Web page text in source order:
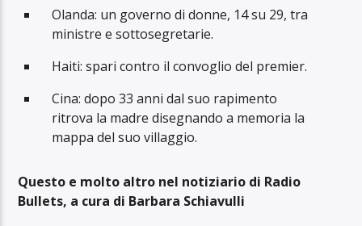
Olanda: un governo di donne, 14 su 29, tra
ministre e sottosegretarie.
Haiti: spari contro il convoglio del premier.
Cina: dopo 33 anni dal suo rapimento
ritrova la madre disegnando a memoria la
mappa del suo villaggio.
Questo e molto altro nel notiziario di Radio
Bullets, a cura di Barbara Schiavulli